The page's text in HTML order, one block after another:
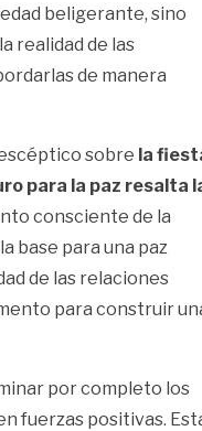
beligerante, sino
realidad de las
de manera
sobre la
para la paz resalta
consciente de la
base para una paz
de las relaciones
para construir
por completo los
fuerzas positivas.